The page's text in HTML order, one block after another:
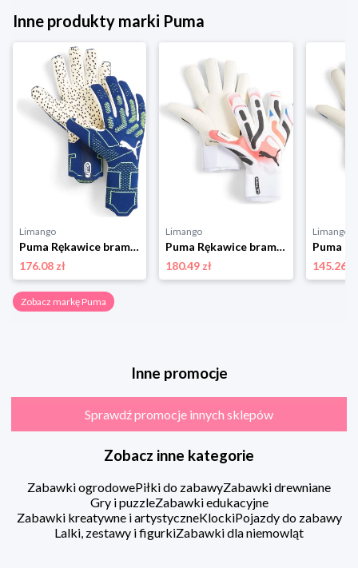
Inne produkty marki Puma
Limango
Puma Rękawice bramkarskie "Ultimate NC" w kolorze granatowo-białym rozmiar: 28,5
176.08 zł
Limango
Puma Rękawice bramkarskie "Ultra Ultimate Hybrid" w kolorze białym rozmiar: 28,5
180.49 zł
Limango
145.26 zł
Zobacz markę Puma
Inne promocje
Sprawdź promocje innych sklepów
Zobacz inne kategorie
Zabawki ogrodowePiłki do zabawyZabawki drewniane
Gry i puzzleZabawki edukacyjne
Zabawki kreatywne i artystyczneKlockiPojazdy do zabawy
Lalki, zestawy i figurkiZabawki dla niemowląt